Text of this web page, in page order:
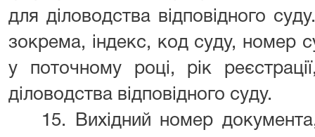
для діловодства відповідного
зокрема, індекс, код суду, номер
у поточному році, рік
діловодства відповідного суду.
15. Вихідний номер